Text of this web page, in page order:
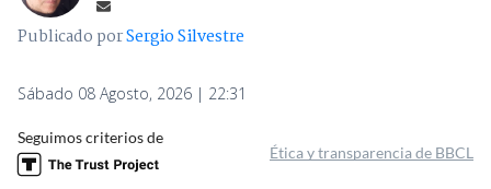
Publicado porSergio Silvestre
Sábado 08 Agosto, 2026 | 22:31
Seguimos criterios de
Ética y transparencia de BBCL